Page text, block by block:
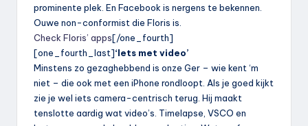
prominente plek. En Facebook is nergens te bekennen.
Ouwe non-conformist die Floris is.
Check Floris’ apps[/one_fourth]
[one_fourth_last]‘Iets met video’
Minstens zo gezaghebbend is onze Ger – wie kent ‘m
niet – die ook met een iPhone rondloopt. Als je goed kijkt
zie je wel iets camera-centrisch terug. Hij maakt
tenslotte aardig wat video’s. Timelapse, VSCO en